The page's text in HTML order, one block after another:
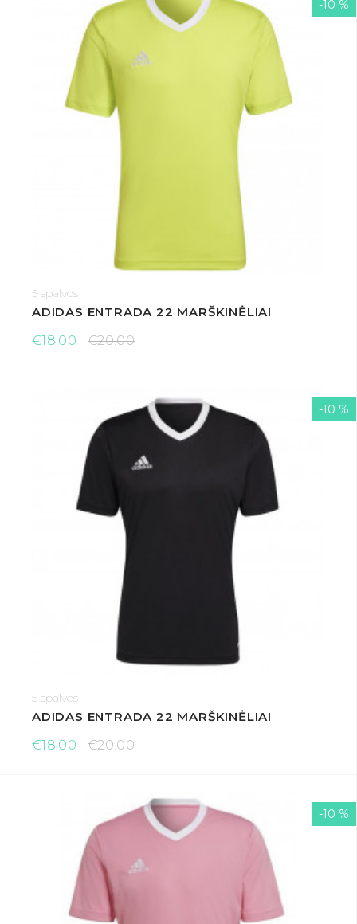
5 spalvos
ADIDAS ENTRADA 22 MARŠKINĖLIAI
€18.00
€20.00
-10 %
5 spalvos
ADIDAS ENTRADA 22 MARŠKINĖLIAI
€18.00
€20.00
-10 %
-10 %